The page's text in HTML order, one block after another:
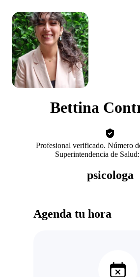
Bettina
Profesional verificado. Número
Superintendencia de
psicologa
Agenda tu hora